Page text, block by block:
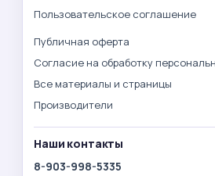
Пользовательское соглашение
Публичная оферта
Согласие на обработку
Все материалы и страницы
Производители
Наши контакты
8-903-998-5335